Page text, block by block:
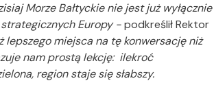
Morze Bałtyckie nie jest już wyłącznie
Europy -podkreślił Rektor
lepszego miejsca na tę konwersację niż
nam prostą lekcję: ilekroć
region staje się słabszy.